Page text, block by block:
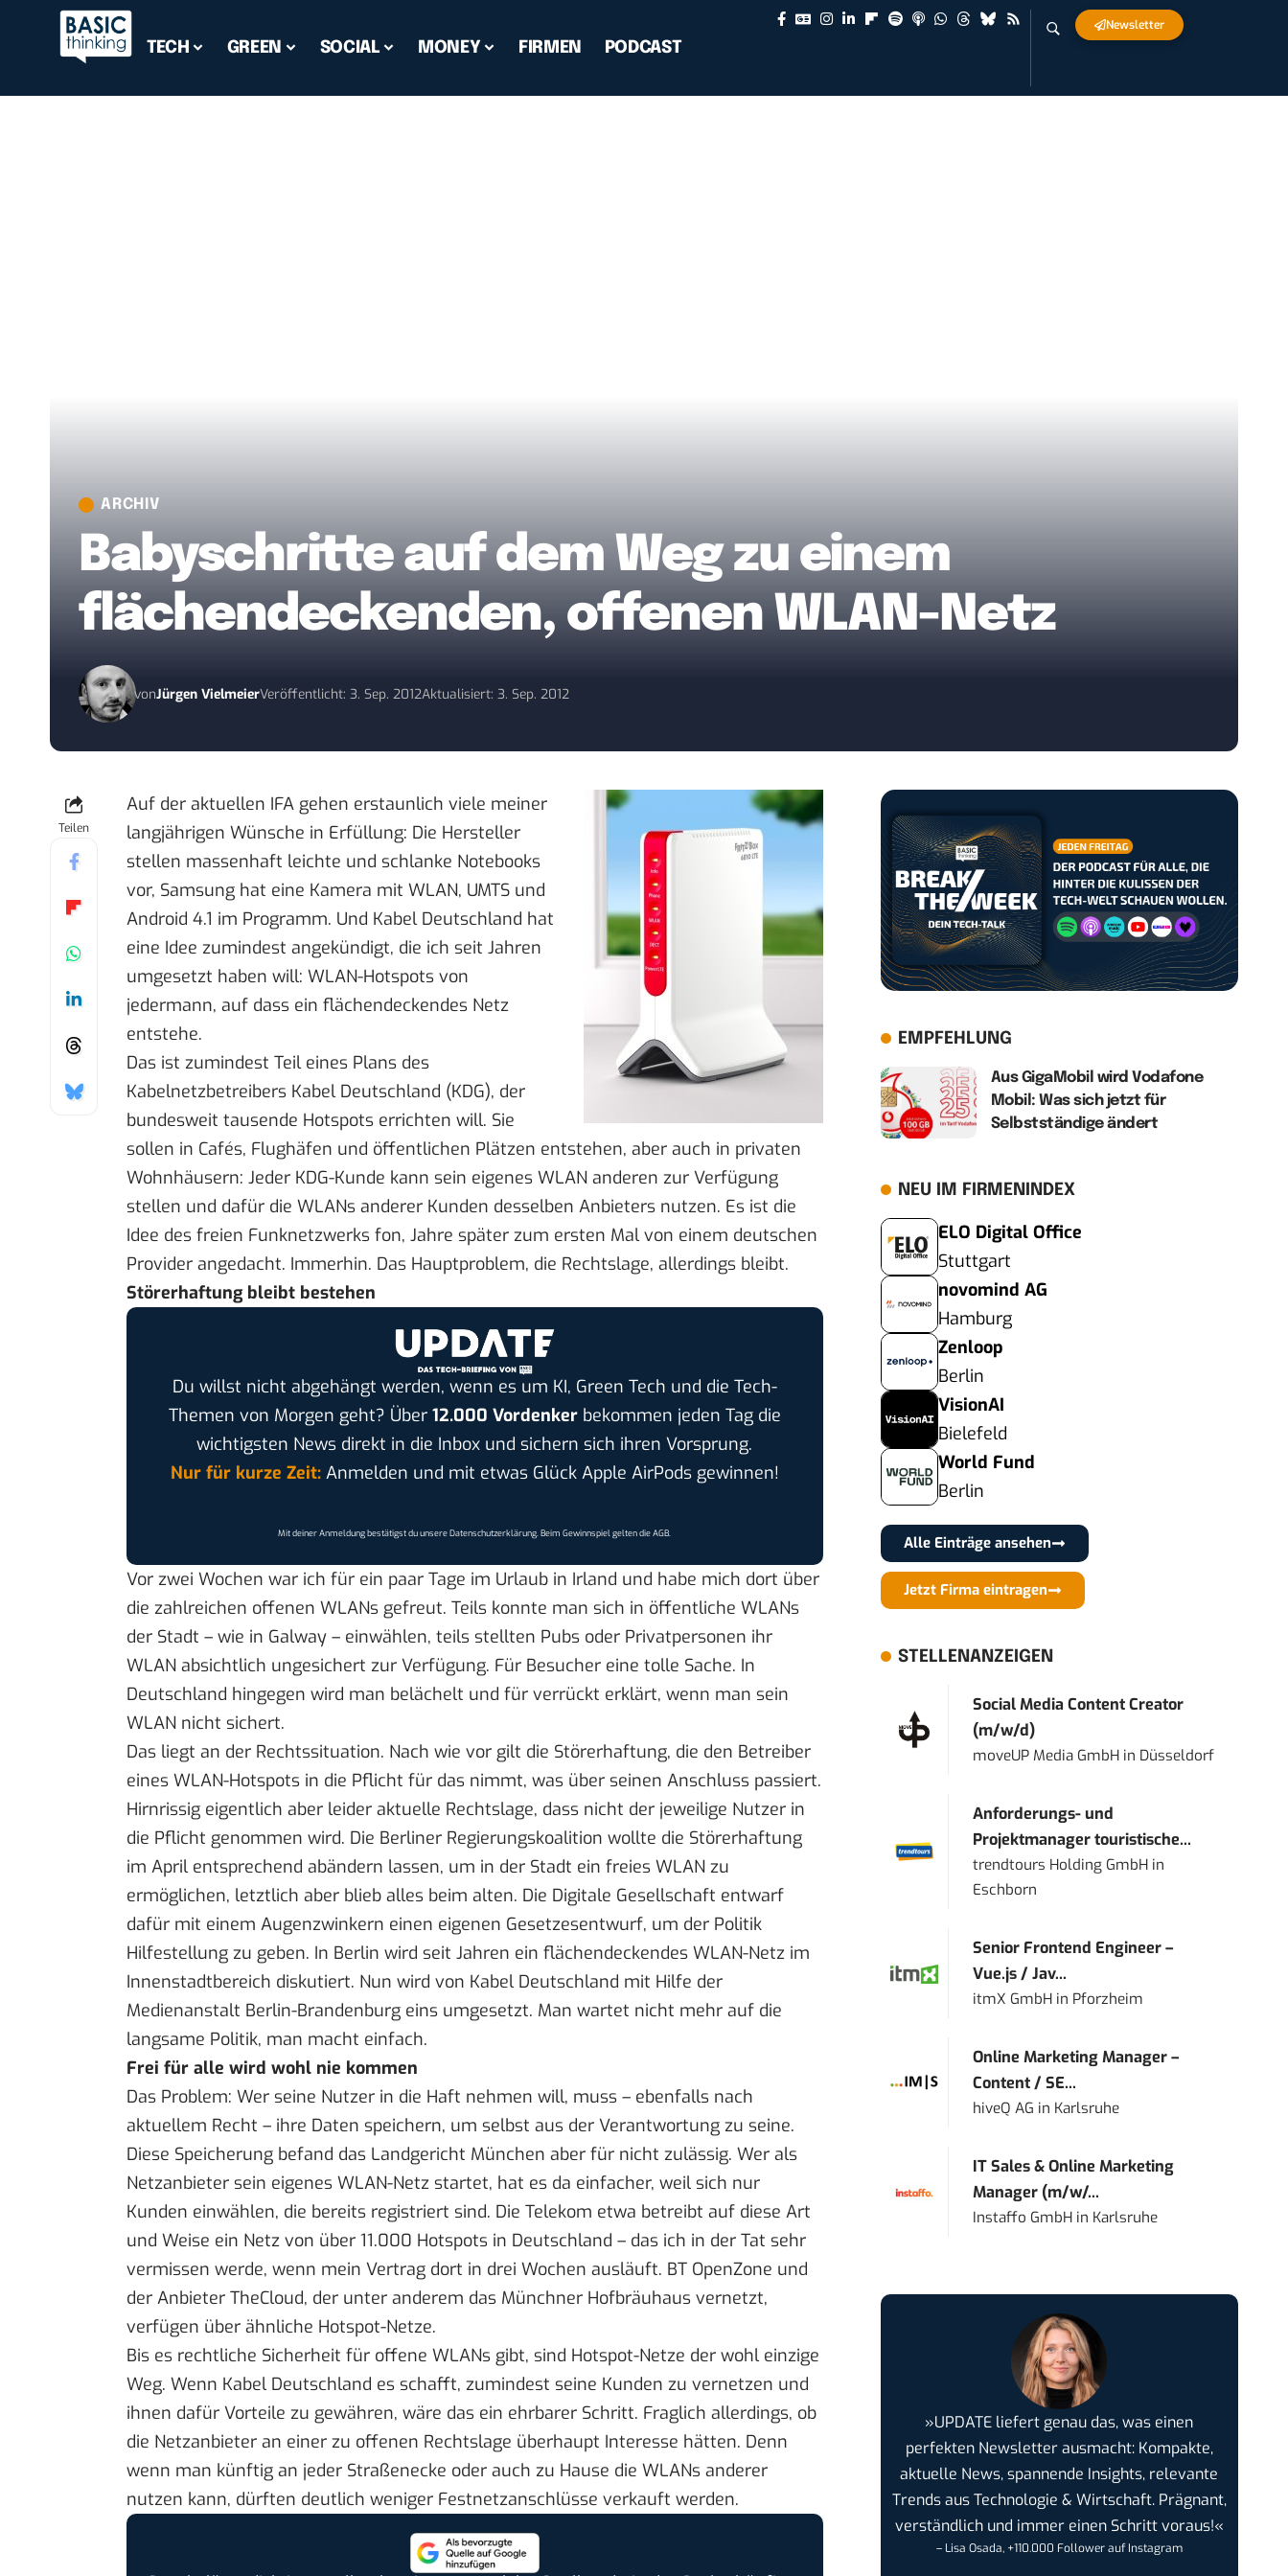
TECH GREEN SOCIAL MONEY FIRMEN PODCAST
Newsletter
ARCHIV
Babyschritte auf dem Weg zu einem
flächendeckenden, offenen WLAN-Netz
vonJürgen VielmeierVeröffentlicht: 3. Sep. 2012Aktualisiert: 3. Sep. 2012
Teilen
Auf der aktuellen IFA gehen erstaunlich viele meiner
langjährigen Wünsche in Erfüllung: Die Hersteller
stellen massenhaft leichte und schlanke Notebooks
vor, Samsung hat eine Kamera mit WLAN, UMTS und
Android 4.1 im Programm. Und Kabel Deutschland hat
eine Idee zumindest angekündigt, die ich seit Jahren
umgesetzt haben will: WLAN-Hotspots von
jedermann, auf dass ein flächendeckendes Netz
entstehe.
Das ist zumindest Teil eines Plans des
Kabelnetzbetreibers Kabel Deutschland (KDG), der
bundesweit tausende Hotspots errichten will. Sie
sollen in Cafés, Flughäfen und öffentlichen Plätzen entstehen, aber auch in privaten
Wohnhäusern: Jeder KDG-Kunde kann sein eigenes WLAN anderen zur Verfügung
stellen und dafür die WLANs anderer Kunden desselben Anbieters nutzen. Es ist die
Idee des freien Funknetzwerks fon, Jahre später zum ersten Mal von einem deutschen
Provider angedacht. Immerhin. Das Hauptproblem, die Rechtslage, allerdings bleibt.
Störerhaftung bleibt bestehen
Du willst nicht abgehängt werden, wenn es um KI, Green Tech und die Tech-
Themen von Morgen geht? Über 12.000 Vordenkerbekommen jeden Tag die
wichtigsten News direkt in die Inbox und sichern sich ihren Vorsprung.
Nur für kurze Zeit:Anmelden und mit etwas Glück Apple AirPods gewinnen!
Mit deiner Anmeldung bestätigst du unsereDatenschutzerklärung. Beim Gewinnspiel gelten dieAGB.
Vor zwei Wochen war ich für ein paar Tage im Urlaub in Irland und habe mich dort über
die zahlreichen offenen WLANs gefreut. Teils konnte man sich in öffentliche WLANs
der Stadt – wie in Galway – einwählen, teils stellten Pubs oder Privatpersonen ihr
WLAN absichtlich ungesichert zur Verfügung. Für Besucher eine tolle Sache. In
Deutschland hingegen wird man belächelt und für verrückt erklärt, wenn man sein
WLAN nicht sichert.
Das liegt an der Rechtssituation. Nach wie vor gilt die Störerhaftung, die den Betreiber
eines WLAN-Hotspots in die Pflicht für das nimmt, was über seinen Anschluss passiert.
Hirnrissig eigentlich aber leider aktuelle Rechtslage, dass nicht der jeweilige Nutzer in
die Pflicht genommen wird. Die Berliner Regierungskoalition wollte die Störerhaftung
im April entsprechend abändern lassen, um in der Stadt ein freies WLAN zu
ermöglichen, letztlich aber blieb alles beim alten. Die Digitale Gesellschaft entwarf
dafür mit einem Augenzwinkern einen eigenen Gesetzesentwurf, um der Politik
Hilfestellung zu geben. In Berlin wird seit Jahren ein flächendeckendes WLAN-Netz im
Innenstadtbereich diskutiert. Nun wird von Kabel Deutschland mit Hilfe der
Medienanstalt Berlin-Brandenburg eins umgesetzt. Man wartet nicht mehr auf die
langsame Politik, man macht einfach.
Frei für alle wird wohl nie kommen
Das Problem: Wer seine Nutzer in die Haft nehmen will, muss – ebenfalls nach
aktuellem Recht – ihre Daten speichern, um selbst aus der Verantwortung zu seine.
Diese Speicherung befand das Landgericht München aber für nicht zulässig. Wer als
Netzanbieter sein eigenes WLAN-Netz startet, hat es da einfacher, weil sich nur
Kunden einwählen, die bereits registriert sind. Die Telekom etwa betreibt auf diese Art
und Weise ein Netz von über 11.000 Hotspots in Deutschland – das ich in der Tat sehr
vermissen werde, wenn mein Vertrag dort in drei Wochen ausläuft. BT OpenZone und
der Anbieter TheCloud, der unter anderem das Münchner Hofbräuhaus vernetzt,
verfügen über ähnliche Hotspot-Netze.
Bis es rechtliche Sicherheit für offene WLANs gibt, sind Hotspot-Netze der wohl einzige
Weg. Wenn Kabel Deutschland es schafft, zumindest seine Kunden zu vernetzen und
ihnen dafür Vorteile zu gewähren, wäre das ein ehrbarer Schritt. Fraglich allerdings, ob
die Netzanbieter an einer zu offenen Rechtslage überhaupt Interesse hätten. Denn
wenn man künftig an jeder Straßenecke oder auch zu Hause die WLANs anderer
nutzen kann, dürften deutlich weniger Festnetzanschlüsse verkauft werden.
EMPFEHLUNG
Aus GigaMobil wird Vodafone
Mobil: Was sich jetzt für
Selbstständige ändert
NEU IM FIRMENINDEX
ELO Digital Office
Stuttgart
novomind AG
Hamburg
Zenloop
Berlin
VisionAI
Bielefeld
World Fund
Berlin
Alle Einträge ansehen
Jetzt Firma eintragen
STELLENANZEIGEN
Social Media Content Creator
(m/w/d)
moveUP Media GmbH in Düsseldorf
Anforderungs- und
Projektmanager touristische...
trendtours Holding GmbH in
Eschborn
Senior Frontend Engineer –
Vue.js / Jav...
itmX GmbH in Pforzheim
Online Marketing Manager –
Content / SE...
hiveQ AG in Karlsruhe
IT Sales & Online Marketing
Manager (m/w/...
Instaffo GmbH in Karlsruhe
»UPDATE liefert genau das, was einen
perfekten Newsletter ausmacht: Kompakte,
aktuelle News, spannende Insights, relevante
Trends aus Technologie & Wirtschaft. Prägnant,
verständlich und immer einen Schritt voraus!«
– Lisa Osada, +110.000 Follower auf Instagram